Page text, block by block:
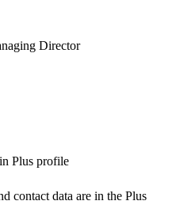
Director
Plus profile
contact data are in the Plus